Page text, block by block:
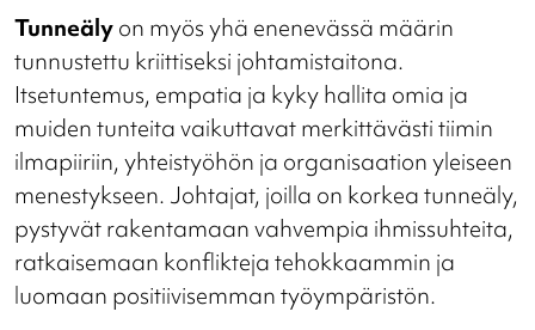
Tunneälyon myös yhä enenevässä määrin
tunnustettu kriittiseksi johtamistaitona.
Itsetuntemus, empatia ja kyky hallita omia ja
muiden tunteita vaikuttavat merkittävästi tiimin
ilmapiiriin, yhteistyöhön ja organisaation yleiseen
menestykseen. Johtajat, joilla on korkea tunneäly,
pystyvät rakentamaan vahvempia ihmissuhteita,
ratkaisemaan konflikteja tehokkaammin ja
luomaan positiivisemman työympäristön.